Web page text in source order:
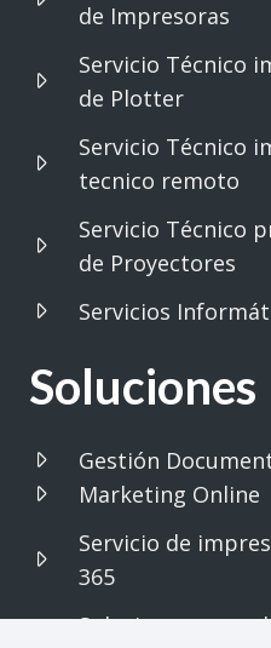
de Impresoras
Servicio Técnico
de Plotter
Servicio Técnico
tecnico remoto
Servicio Técnico
de Proyectores
Servicios
Soluciones
Gestión
Marketing Online
Servicio de
365
Soluciones para